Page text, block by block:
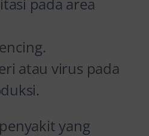
atau virus pada
yang